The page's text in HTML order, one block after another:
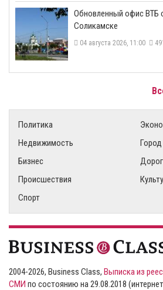
​Обновленный офис ВТБ
Соликамске
04 августа 2026, 11:00
Политика
Недвижимость
Город
Бизнес
Происшествия
Спорт
2004-2026, Business Class, Выписка из
СМИ по состоянию на 29.08.2018